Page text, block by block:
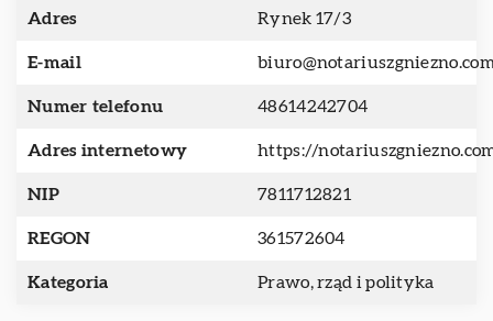
Adres Rynek 17/3
E-mail
Numer telefonu 48614242704
Adres internetowy https://
NIP 7811712821
REGON 361572604
Kategoria Prawo, rząd i polityka